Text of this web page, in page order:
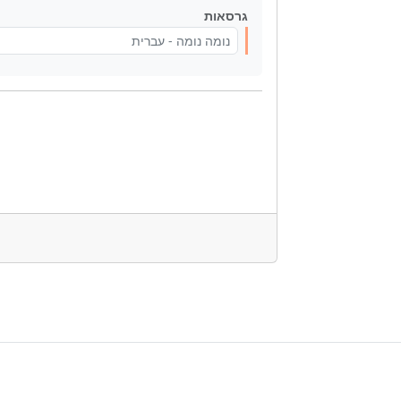
גרסאות
נומה נומה - עברית